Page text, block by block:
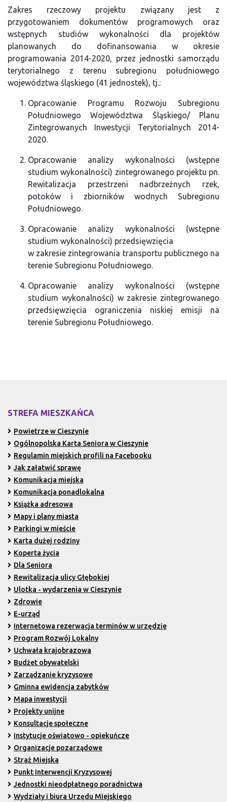
Zakres rzeczowy projektu związany jest z
przygotowaniem dokumentów programowych oraz
wstępnych studiów wykonalności dla projektów
planowanych do dofinansowania w okresie
programowania 2014-2020, przez jednostki samorządu
terytorialnego z terenu subregionu południowego
województwa śląskiego (41 jednostek), tj.:
Opracowanie Programu Rozwoju Subregionu
Południowego Województwa Śląskiego/ Planu
Zintegrowanych Inwestycji Terytorialnych 2014-
2020.
Opracowanie analizy wykonalności (wstępne
studium wykonalności) zintegrowanego projektu pn.
Rewitalizacja przestrzeni nadbrzeżnych rzek,
potoków i zbiorników wodnych Subregionu
Południowego.
Opracowanie analizy wykonalności (wstępne
studium wykonalności) przedsięwzięcia
w zakresie zintegrowania transportu publicznego na
terenie Subregionu Południowego.
Opracowanie analizy wykonalności (wstępne
studium wykonalności) w zakresie zintegrowanego
przedsięwzięcia ograniczenia niskiej emisji na
terenie Subregionu Południowego.
STREFA MIESZKAŃCA
Powietrze w Cieszynie
Ogólnopolska Karta Seniora w Cieszynie
Regulamin miejskich profili na Facebooku
Jak załatwić sprawę
Komunikacja miejska
Komunikacja ponadlokalna
Książka adresowa
Mapy i plany miasta
Parkingi w mieście
Karta dużej rodziny
Koperta życia
Dla Seniora
Rewitalizacja ulicy Głębokiej
Ulotka - wydarzenia w Cieszynie
Zdrowie
E-urząd
Internetowa rezerwacja terminów w urzędzie
Program Rozwój Lokalny
Uchwała krajobrazowa
Budżet obywatelski
Zarządzanie kryzysowe
Gminna ewidencja zabytków
Mapa inwestycji
Projekty unijne
Konsultacje społeczne
Instytucje oświatowo - opiekuńcze
Organizacje pozarządowe
Straż Miejska
Punkt Interwencji Kryzysowej
Jednostki nieodpłatnego poradnictwa
Wydziały i biura Urzędu Miejskiego